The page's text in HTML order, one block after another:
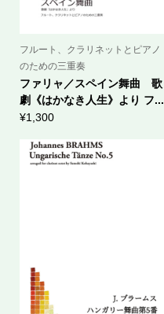
フルート、クラリネットとピアノ
のための三重奏
ファリャ／スペイン舞曲 歌
劇《はかなき人生》より フ...
¥1,300